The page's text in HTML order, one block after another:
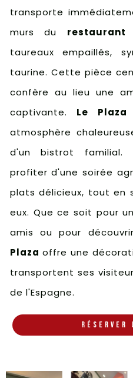
transporte
murs du restaurant
taureaux empaillés,
taurine. Cette pièce
confère au lieu une
captivante. Le Plaza
atmosphère
d'un bistrot familial.
profiter d'une soirée
plats délicieux, tout en
eux. Que ce soit pour
amis ou pour
Plaza offre une
transportent ses
de l'Espagne.
RÉSERVER